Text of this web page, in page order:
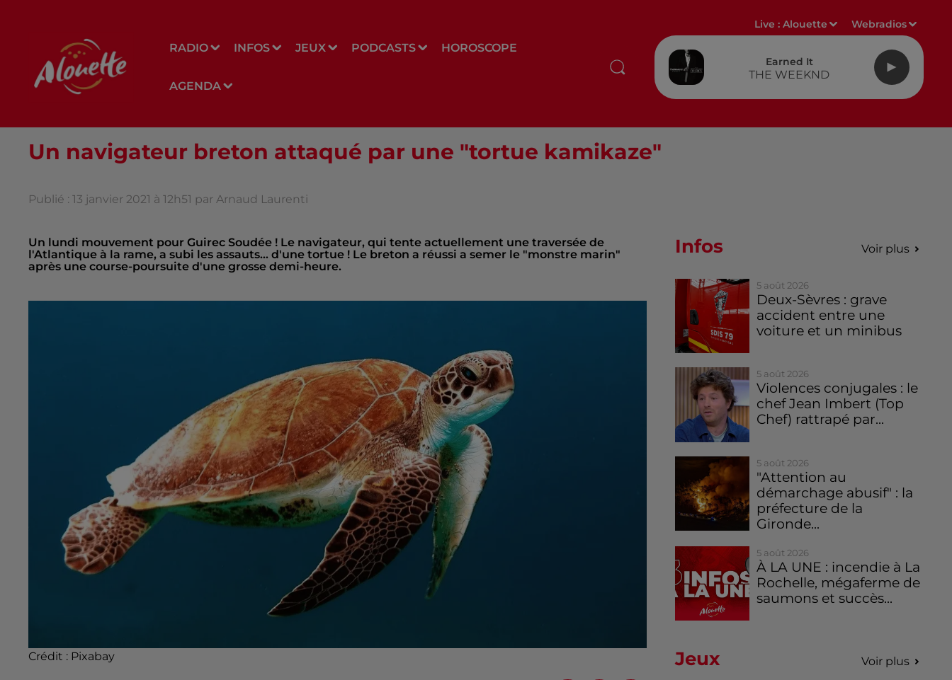
RADIO INFOS JEUX PODCASTS HOROSCOPE
AGENDA
Live :Alouette Webradios
Earned It
THE WEEKND
Un navigateur breton attaqué par une "tortue kamikaze"
Publié : 13 janvier 2021 à 12h51 par Arnaud Laurenti
Un lundi mouvement pour Guirec Soudée ! Le navigateur, qui tente actuellement une traversée de
l'Atlantique à la rame, a subi les assauts... d'une tortue ! Le breton a réussi a semer le "monstre marin"
après une course-poursuite d'une grosse demi-heure.
Crédit : Pixabay
Infos Voir plus
5 août 2026
Deux-Sèvres : grave
accident entre une
voiture et un minibus
5 août 2026
Violences conjugales : le
chef Jean Imbert (Top
Chef) rattrapé par...
5 août 2026
"Attention au
démarchage abusif" : la
préfecture de la
Gironde...
5 août 2026
À LA UNE : incendie à La
Rochelle, mégaferme de
saumons et succès...
Jeux Voir plus